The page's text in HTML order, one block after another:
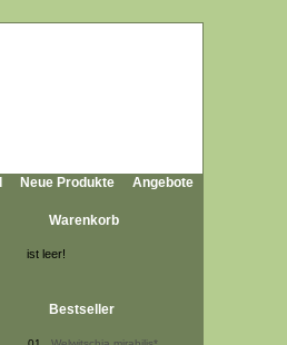
Neue Produkte Angebote
Warenkorb
ist leer!
Bestseller